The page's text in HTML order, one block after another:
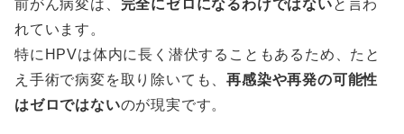
前がん病変は、 完全にゼロになるわけではないと言わ
れています。
特にHPVは体内に長く潜伏することもあるため、たと
え手術で病変を取り除いても、再感染や再発の可能性
はゼロではないのが現実です。